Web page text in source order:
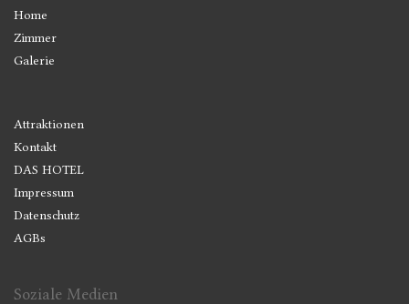
Home
Zimmer
Galerie
Attraktionen
Kontakt
DAS HOTEL
Impressum
Datenschutz
AGBs
Soziale Medien